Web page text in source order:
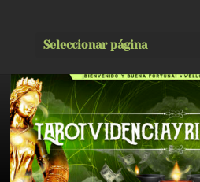
Seleccionar página